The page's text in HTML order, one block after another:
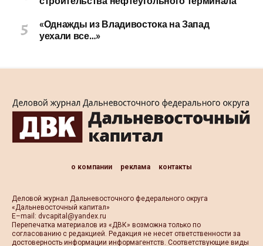
«Однажды из Владивостока на Запад
уехали все…»
о компании реклама контакты
Деловой журнал Дальневосточного федерального округа
«Дальневосточный капитал»
Е–mail: dvcapital@yandex.ru
Перепечатка материалов из «ДВК» возможна только по
согласованию с редакцией. Редакция не несет ответственности за
достоверность информации информагентств. Соответствующие виды